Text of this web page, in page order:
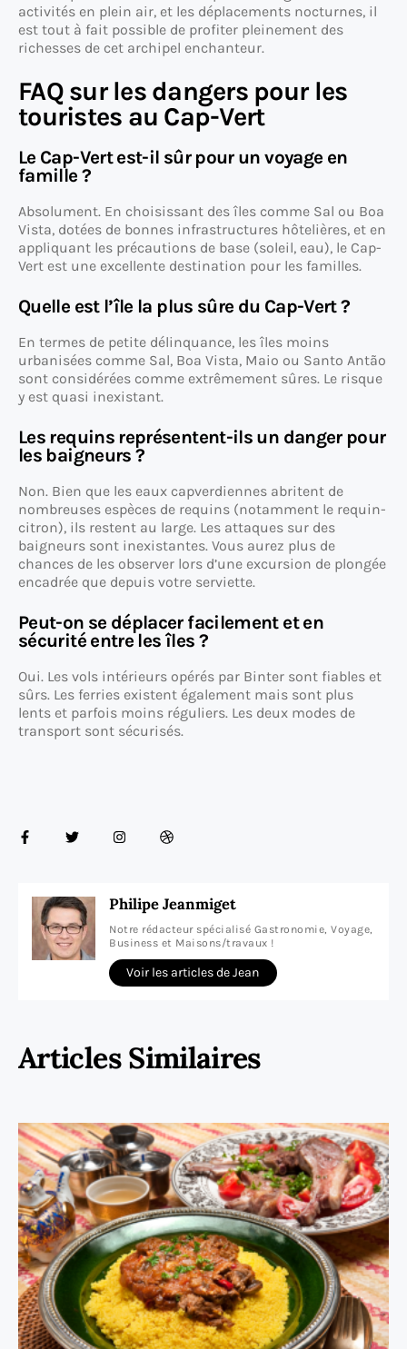
activités en plein air, et les déplacements nocturnes, il
est tout à fait possible de profiter pleinement des
richesses de cet archipel enchanteur.
FAQ sur les dangers pour les
touristes au Cap-Vert
Le Cap-Vert est-il sûr pour un voyage en
famille ?
Absolument. En choisissant des îles comme Sal ou Boa
Vista, dotées de bonnes infrastructures hôtelières, et en
appliquant les précautions de base (soleil, eau), le Cap-
Vert est une excellente destination pour les familles.
Quelle est l’île la plus sûre du Cap-Vert ?
En termes de petite délinquance, les îles moins
urbanisées comme Sal, Boa Vista, Maio ou Santo Antão
sont considérées comme extrêmement sûres. Le risque
y est quasi inexistant.
Les requins représentent-ils un danger pour
les baigneurs ?
Non. Bien que les eaux capverdiennes abritent de
nombreuses espèces de requins (notamment le requin-
citron), ils restent au large. Les attaques sur des
baigneurs sont inexistantes. Vous aurez plus de
chances de les observer lors d’une excursion de plongée
encadrée que depuis votre serviette.
Peut-on se déplacer facilement et en
sécurité entre les îles ?
Oui. Les vols intérieurs opérés par Binter sont fiables et
sûrs. Les ferries existent également mais sont plus
lents et parfois moins réguliers. Les deux modes de
transport sont sécurisés.
Philipe Jeanmiget
Notre rédacteur spécialisé Gastronomie, Voyage,
Business et Maisons/travaux !
Voir les articles de Jean
Articles Similaires